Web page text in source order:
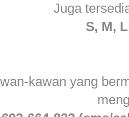
Juga
S, M,
kawan yang